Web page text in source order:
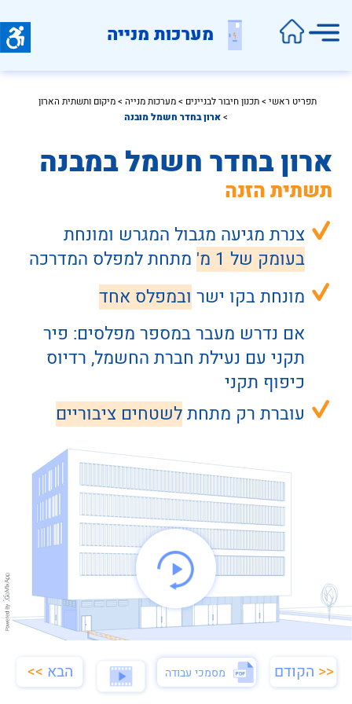
מסמכי עבודה
מערכות מנייה
תפריט ראשי > תכנון חיבור לבניינים > מערכות מנייה > מיקום ותשתית הארון
>ארון בחדר חשמל מובנה
ארון בחדר חשמל במבנה
תשתית הזנה
צנרת מגיעה מגבול המגרש
ומונחת
בעומק של 1 מ' מתחת למפלס המדרכה
צנרת מגיעה מגבול המגרש ומונחת
בעומק של 1 מ'
מתחת למפלס המדרכה
מונחת בקו ישר ובמפלס אחד
אם נדרש מעבר במספר מפלסים: פיר
כיפוף תקני
עוברת רק מתחת לשטחים ציבוריים
<< הקודם הבא >> מסמכי עבודה